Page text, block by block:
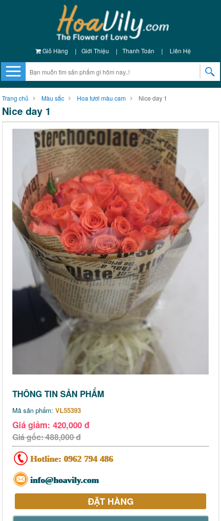
Giỏ Hàng | Giới Thiệu | Thanh Toán | Liên Hệ
Trang chủ Màu sắc Hoa tươi màu cam Nice day 1
Nice day 1
THÔNG TIN SẢN PHẨM
Mã sản phẩm: VL55393
Giá giảm: 420,000 đ
Giá gốc: 488,000 đ
Hotline: 0962 794 486
info@hoavily.com
ĐẶT HÀNG